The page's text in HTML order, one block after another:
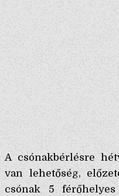
A csónakbérlésre
van lehetőség,
csónak 5